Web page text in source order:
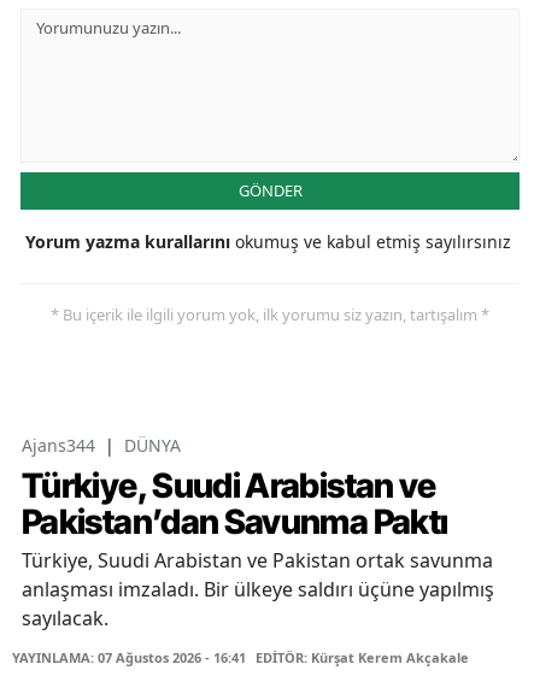
GÖNDER
Yorum yazma kurallarını okumuş ve kabul etmiş sayılırsınız
* Bu içerik ile ilgili yorum yok, ilk yorumu siz yazın, tartışalım *
Ajans344 | DÜNYA
Türkiye, Suudi Arabistan ve
Pakistan’dan Savunma Paktı
Türkiye, Suudi Arabistan ve Pakistan ortak savunma
anlaşması imzaladı. Bir ülkeye saldırı üçüne yapılmış
sayılacak.
YAYINLAMA: 07 Ağustos 2026 - 16:41 EDİTÖR: Kürşat Kerem Akçakale